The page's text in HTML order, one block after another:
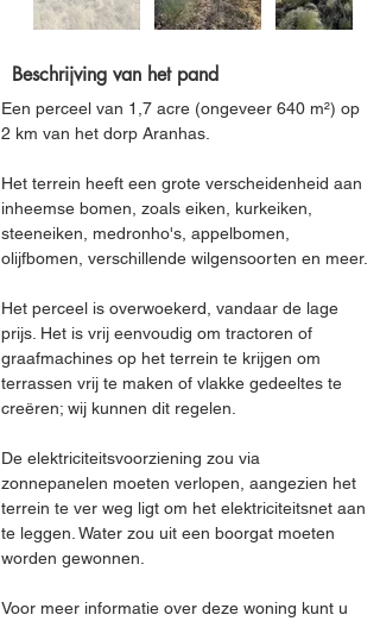
Beschrijving van het pand
Een perceel van 1,7 acre (ongeveer 640 m²) op
2 km van het dorp Aranhas.
Het terrein heeft een grote verscheidenheid aan
inheemse bomen, zoals eiken, kurkeiken,
steeneiken, medronho's, appelbomen,
olijfbomen, verschillende wilgensoorten en meer.
Het perceel is overwoekerd, vandaar de lage
prijs. Het is vrij eenvoudig om tractoren of
graafmachines op het terrein te krijgen om
terrassen vrij te maken of vlakke gedeeltes te
creëren; wij kunnen dit regelen.
De elektriciteitsvoorziening zou via
zonnepanelen moeten verlopen, aangezien het
terrein te ver weg ligt om het elektriciteitsnet aan
te leggen. Water zou uit een boorgat moeten
worden gewonnen.
Voor meer informatie over deze woning kunt u